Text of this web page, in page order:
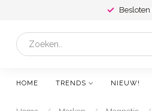
Besloten
HOME TRENDS NIEUW!